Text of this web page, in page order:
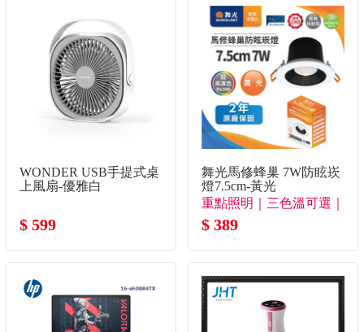
WONDER USB手提式桌
上風扇-優雅白
$ 599
舞光馬修蜂巢 7W防眩崁
燈7.5cm-黃光
重點照明｜三色溫可選｜
極致防眩
$ 389